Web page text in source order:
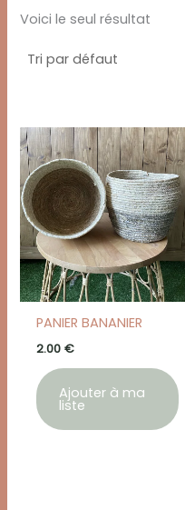
Voici le seul résultat
PANIER BANANIER
2.00 €
Ajouter à ma
liste